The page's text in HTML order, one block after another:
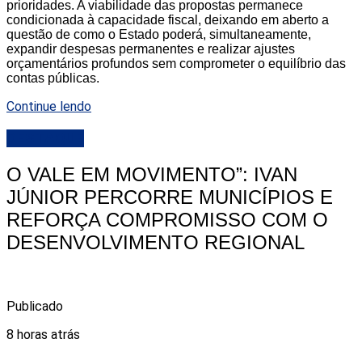
prioridades. A viabilidade das propostas permanece
condicionada à capacidade fiscal, deixando em aberto a
questão de como o Estado poderá, simultaneamente,
expandir despesas permanentes e realizar ajustes
orçamentários profundos sem comprometer o equilíbrio das
contas públicas.
Continue lendo
O VALE EM MOVIMENTO”: IVAN
JÚNIOR PERCORRE MUNICÍPIOS E
REFORÇA COMPROMISSO COM O
DESENVOLVIMENTO REGIONAL
Publicado
8 horas atrás